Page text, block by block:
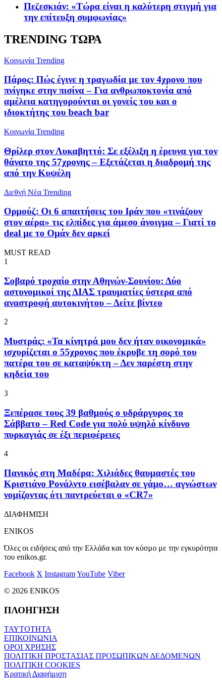
Πεζεσκιάν: «Τώρα είναι η καλύτερη στιγμή για
την επίτευξη συμφωνίας»
TRENDING ΤΩΡΑ
Κοινωνία Trending
Πάρος: Πώς έγινε η τραγωδία με τον 4χρονο που
πνίγηκε στην πισίνα – Για ανθρωποκτονία από
αμέλεια κατηγορούνται οι γονείς του και ο
ιδιοκτήτης του beach bar
Κοινωνία Trending
Θρίλερ στον Λυκαβηττό: Σε εξέλιξη η έρευνα για τον
θάνατο της 57χρονης – Εξετάζεται η διαδρομή της
από την Κυψέλη
Διεθνή Νέα Trending
Ορμούζ: Οι 6 απαιτήσεις του Ιράν που «τινάζουν
στον αέρα» τις ελπίδες για άμεσο άνοιγμα – Γιατί το
deal με το Ομάν δεν αρκεί
MUST READ
1
Σοβαρό τροχαίο στην Αθηνών-Σουνίου: Δύο
αστυνομικοί της ΔΙΑΣ τραυματίες ύστερα από
αναστροφή αυτοκινήτου – Δείτε βίντεο
2
Μυστράς: «Τα κίνητρά μου δεν ήταν οικονομικά»
ισχυρίζεται ο 55χρονος που έκρυβε τη σορό του
πατέρα του σε καταψύκτη – Δεν παρέστη στην
κηδεία του
3
Ξεπέρασε τους 39 βαθμούς ο υδράργυρος το
Σάββατο – Red Code για πολύ υψηλό κίνδυνο
πυρκαγιάς σε έξι περιφέρειες
4
Πανικός στη Μαδέρα: Χιλιάδες θαυμαστές του
Κριστιάνο Ρονάλντο εισέβαλαν σε γάμο… αγνώστων
νομίζοντας ότι παντρεύεται ο «CR7»
ΔΙΑΦΗΜΙΣΗ
ENIKOS
Όλες οι ειδήσεις από την Ελλάδα και τον κόσμο με την εγκυρότητα
του enikos.gr.
Facebook X InstagramYouTube Viber
© 2026 ENIKOS
ΠΛΟΗΓΗΣΗ
ΤΑΥΤΟΤΗΤΑ
ΕΠΙΚΟΙΝΩΝΙΑ
ΟΡΟΙ ΧΡΗΣΗΣ
ΠΟΛΙΤΙΚΗ ΠΡΟΣΤΑΣΙΑΣ ΠΡΟΣΩΠΙΚΩΝ ΔΕΔΟΜΕΝΩΝ
ΠΟΛΙΤΙΚΗ COOKIES
Κρατική Διαφήμιση